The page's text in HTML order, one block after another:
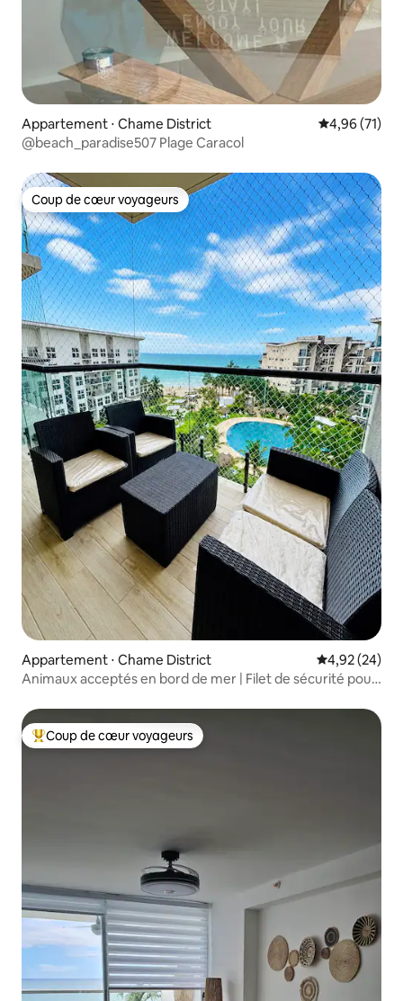
Appartement ⋅ Chame District Évaluation
4,96 (71)
@beach_paradise507 Plage Caracol
Coup de cœur voyageurs
Coup de cœur voyageurs
Appartement ⋅ Chame District Évaluation
4,92 (24)
Animaux acceptés en bord de mer | Filet de sécurité pour
Coups de cœur voyageurs les plus appréciés
Coup de cœur voyageurs